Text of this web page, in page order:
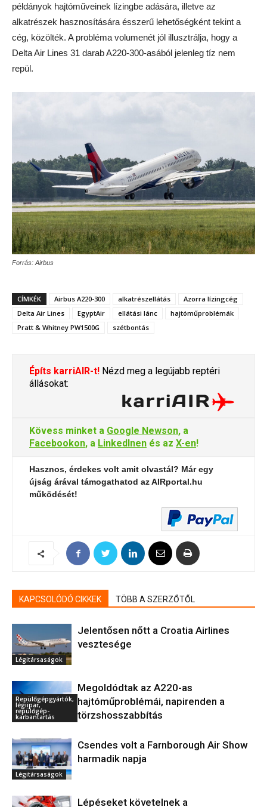
példányok hajtóműveinek lízingbe adására, illetve az
alkatrészek hasznosítására ésszerű lehetőségként tekint a
cég, közölték. A probléma volumenét jól illusztrálja, hogy a
Delta Air Lines 31 darab A220-300-asából jelenleg tíz nem
repül.
Forrás: Airbus
CÍMKÉK Airbus A220-300 alkatrészellátás
Azorra lízingcég
Delta Air Lines
EgyptAir ellátási lánc
hajtóműproblémák
Pratt & Whitney PW1500G
szétbontás
Építs karriAIR-t! Nézd meg a legújabb reptéri
állásokat:
Kövess minket a Google Newson, a
Facebookon, a LinkedInen és az X-en!
Hasznos, érdekes volt amit olvastál? Már egy
újság árával támogathatod az AIRportal.hu
működését!
KAPCSOLÓDÓ CIKKEK TÖBB A SZERZŐTŐL
Légitársaságok
Jelentősen nőtt a Croatia Airlines
vesztesége
Repülőgépgyártók,
légiipar,
repülőgép-
karbantartás
Megoldódtak az A220-as
hajtóműproblémái, napirenden a
törzshosszabbítás
Légitársaságok
Csendes volt a Farnborough Air Show
harmadik napja
Lépéseket követelnek a